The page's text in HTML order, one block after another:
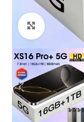
Click to